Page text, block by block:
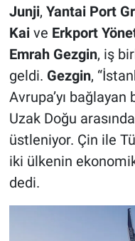
Junji, Yantai Port
Kaive Erkport
Emrah Gezgin, iş
geldi. Gezgin,
Avrupa’yı
Uzak Doğu
üstleniyor. Çin ile
iki ülkenin
dedi.